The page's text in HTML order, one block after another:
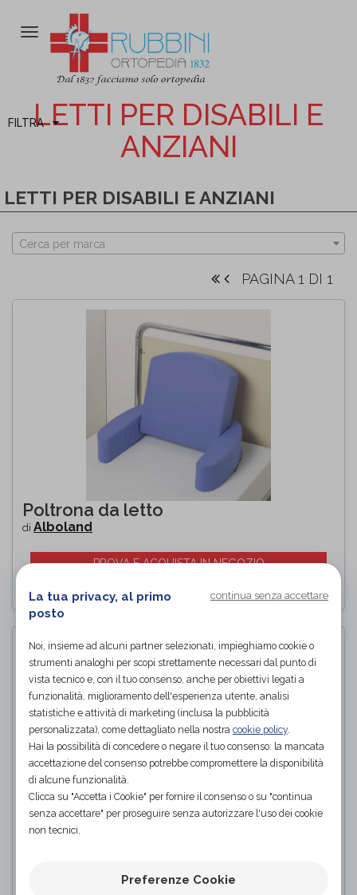
Attiva/disattiva
FILTRALETTI PER DISABILI E
ANZIANI
LETTI PER DISABILI E ANZIANI
Cerca per marca
PAGINA 1 DI 1
Poltrona da letto
di Alboland
PROVA E ACQUISTA IN NEGOZIO
Vassoio Inclinabile Da Letto - TA4
La tua privacy, al primo
posto
continua senza accettare
Noi, insieme ad alcuni partner selezionati, impieghiamo cookie o
strumenti analoghi per scopi strettamente necessari dal punto di
vista tecnico e, con il tuo consenso, anche per obiettivi legati a
funzionalità, miglioramento dell'esperienza utente, analisi
statistiche e attività di marketing (inclusa la pubblicità
personalizzata), come dettagliato nella nostra cookie policy.
Hai la possibilità di concedere o negare il tuo consenso: la mancata
accettazione del consenso potrebbe compromettere la disponibilità
di alcune funzionalità.
Clicca su "Accetta i Cookie" per fornire il consenso o su "continua
senza accettare" per proseguire senza autorizzare l'uso dei cookie
non tecnici.
Preferenze Cookie